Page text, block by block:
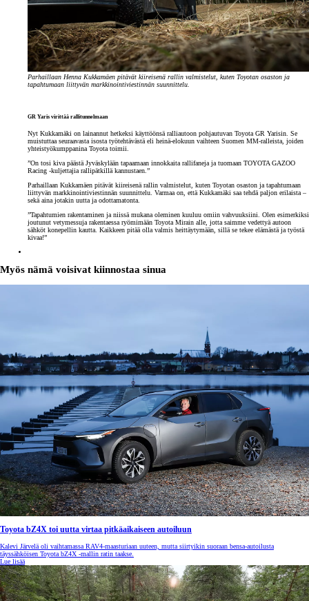
Parhaillaan Henna Kukkamäen pitävät kiireisenä rallin valmistelut, kuten Toyotan osaston ja
tapahtumaan liittyvän markkinointiviestinnän suunnittelu.
GR Yaris virittää rallitunnelmaan
Nyt Kukkamäki on lainannut hetkeksi käyttöönsä ralliautoon pohjautuvan Toyota GR Yarisin. Se
muistuttaa seuraavasta isosta työtehtävästä eli heinä-elokuun vaihteen Suomen MM-ralleista, joiden
yhteistyökumppanina Toyota toimii.
”On tosi kiva päästä Jyväskylään tapaamaan innokkaita rallifaneja ja tuomaan TOYOTA GAZOO
Racing -kuljettajia rallipätkillä kannustaen.”
Parhaillaan Kukkamäen pitävät kiireisenä rallin valmistelut, kuten Toyotan osaston ja tapahtumaan
liittyvän markkinointiviestinnän suunnittelu. Varmaa on, että Kukkamäki saa tehdä paljon erilaista –
sekä aina jotakin uutta ja odottamatonta.
”Tapahtumien rakentaminen ja niissä mukana oleminen kuuluu omiin vahvuuksiini. Olen esimerkiksi
joutunut vetymessuja rakentaessa ryömimään Toyota Mirain alle, jotta saimme vedettyä autoon
sähköt konepellin kautta. Kaikkeen pitää olla valmis heittäytymään, sillä se tekee elämästä ja työstä
kivaa!”
Myös nämä voisivat kiinnostaa sinua
Toyota bZ4X toi uutta virtaa pitkäaikaiseen autoiluun
Kalevi Järvelä oli vaihtamassa RAV4-maasturiaan uuteen, mutta siirtyikin suoraan bensa-autoilusta
täyssähköisen Toyota bZ4X -mallin ratin taakse.
Lue lisää